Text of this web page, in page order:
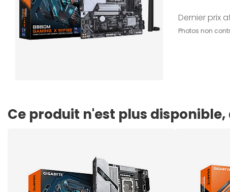
Dernier prix
Photos non
Ce produit n'est plus